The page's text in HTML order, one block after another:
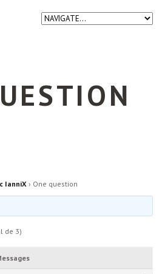
IanniX› One question
de 3)